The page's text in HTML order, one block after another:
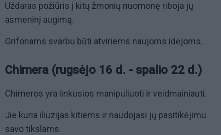
Uždaras požiūris į kitų žmonių nuomonę riboja jų
asmeninį augimą.
Grifonams svarbu būti atviriems naujoms idėjoms.
Chimera (rugsėjo 16 d. - spalio 22 d.)
Chimeros yra linkusios manipuliuoti ir veidmainiauti.
Jie kuria iliuzijas kitiems ir naudojasi jų pasitikėjimu
savo tikslams.